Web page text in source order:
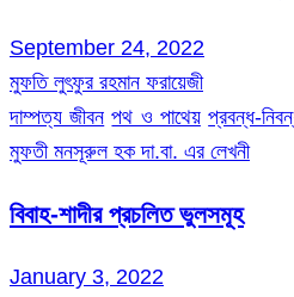
September 24, 2022
মুফতি লুৎফুর রহমান ফরায়েজী
দাম্পত্য জীবন পথ ও পাথেয় প্রবন্ধ-
মুফতী মনসূরুল হক দা.বা. এর লেখনী
বিবাহ-শাদীর প্রচলিত ভুলসমূহ
January 3, 2022